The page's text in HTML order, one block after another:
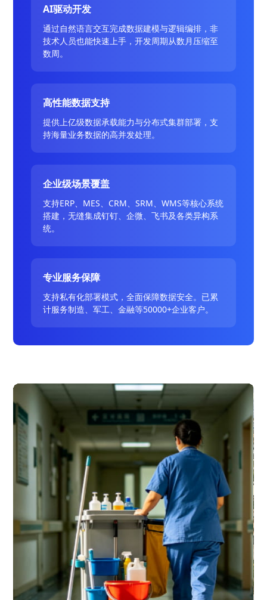
AI驱动开发
通过自然语言交互完成数据建模与逻辑编排，非
技术人员也能快速上手，开发周期从数月压缩至
数周。
高性能数据支持
提供上亿级数据承载能力与分布式集群部署，支
持海量业务数据的高并发处理。
企业级场景覆盖
支持ERP、MES、CRM、SRM、WMS等核心系统
搭建，无缝集成钉钉、企微、飞书及各类异构系
统。
专业服务保障
支持私有化部署模式，全面保障数据安全。已累
计服务制造、军工、金融等50000+企业客户。